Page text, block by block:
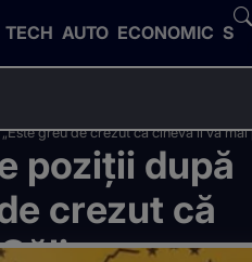
TECH AUTO ECONOMIC
greu de crezut că cineva îl va
poziții după
crezut că